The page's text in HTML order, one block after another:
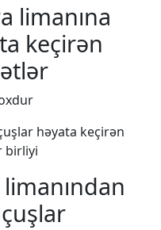
limanına
keçirən
həyata keçirən
birliyi